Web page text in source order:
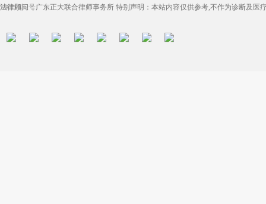
13019832号
法律顾问：广东正大联合律师事务所 特别声明：本站内容仅供参考,不作为诊断及医